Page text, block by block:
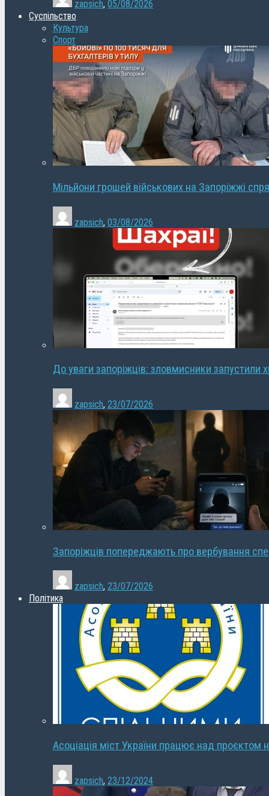
zapsich, 05/08/2026
Суспільство
Культура
Спорт
Мільйони грошей військових на Запоріжжі
zapsich, 03/08/2026
До уваги запоріжців: зловмисники запустили
zapsich, 23/07/2026
Запоріжців попереджають про вербування
zapsich, 23/07/2026
Політика
Асоціація міст України працює над проєктом
zapsich, 23/12/2024